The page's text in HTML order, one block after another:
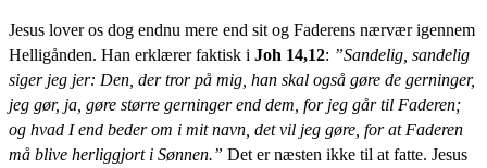
Jesus lover os dog endnu mere end sit og Faderens nærvær igennem
Helligånden. Han erklærer faktisk i Joh 14,12: ”Sandelig, sandelig
siger jeg jer: Den, der tror på mig, han skal også gøre de gerninger,
jeg gør, ja, gøre større gerninger end dem, for jeg går til Faderen;
og hvad I end beder om i mit navn, det vil jeg gøre, for at Faderen
må blive herliggjort i Sønnen.” Det er næsten ikke til at fatte. Jesus